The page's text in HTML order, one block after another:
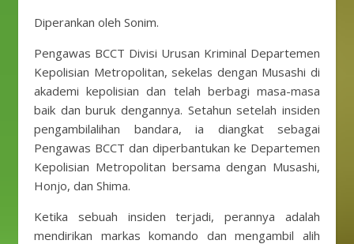
Diperankan oleh Sonim.
Pengawas BCCT Divisi Urusan Kriminal Departemen
Kepolisian Metropolitan, sekelas dengan Musashi di
akademi kepolisian dan telah berbagi masa-masa
baik dan buruk dengannya. Setahun setelah insiden
pengambilalihan bandara, ia diangkat sebagai
Pengawas BCCT dan diperbantukan ke Departemen
Kepolisian Metropolitan bersama dengan Musashi,
Honjo, dan Shima.
Ketika sebuah insiden terjadi, perannya adalah
mendirikan markas komando dan mengambil alih